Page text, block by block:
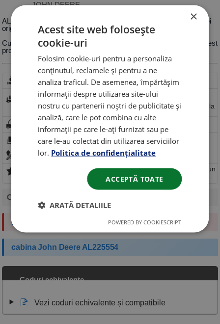
JOHN DEERE
AL225554 JOHN DEERE | Filtru cabina John Deere AL225554 ulei
original
Cumpara la pret avantajos Filtru cabina John Deere AL225554, acest
produs are cel mai bun raport calitate pret.
Comanda rapida Comandă rapidă fără cont
Beneficiezi de retur rapid in 14 zile.
Trimite solicitare de
Livram comenzi mici 5kg-25kgTransport gratuit incepand de la
Livram cu plata ramburs sau card.
Produsul poate fireturnatvezi politica de retur!
Oferim consultanta tehnica pentru fiecare produs!
3 puncte de fidelitate (pentru fiecare 100 lei cheltuiti primiti un
punct in valoare de 5 lei)
Categorie
Filtru cabina John Deere
cabina John Deere AL225554
Coduri echivalente
Vezi coduri echivalente și compatibile
×
Acest site web folosește
cookie-uri
Folosim cookie-uri pentru a personaliza
conținutul, reclamele și pentru a ne
analiza traficul. De asemenea, împărtășim
informații despre utilizarea site-ului
nostru cu partenerii noștri de publicitate și
analiză, care le pot combina cu alte
informații pe care le-ați furnizat sau pe
care le-au colectat din utilizarea serviciilor
lor. Politica de confidențialitate
ACCEPTĂ TOATE
ARATĂ DETALIILE
POWERED BY COOKIESCRIPT